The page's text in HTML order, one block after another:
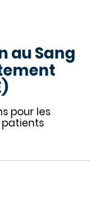
au Sang
pour les